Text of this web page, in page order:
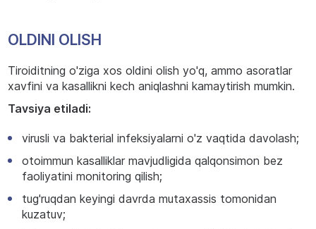
OLDINI OLISH
Tiroiditning o'ziga xos oldini olish yo'q, ammo asoratlar
xavfini va kasallikni kech aniqlashni kamaytirish mumkin.
Tavsiya etiladi:
virusli va bakterial infeksiyalarni o'z vaqtida davolash;
otoimmun kasalliklar mavjudligida qalqonsimon bez
faoliyatini monitoring qilish;
tug'ruqdan keyingi davrda mutaxassis tomonidan
kuzatuv;